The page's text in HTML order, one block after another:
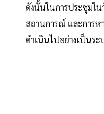
ดังนั้นในการประชุมใ
สถานการณ์ และการห
ดำเนินไปอย่างเป็นร